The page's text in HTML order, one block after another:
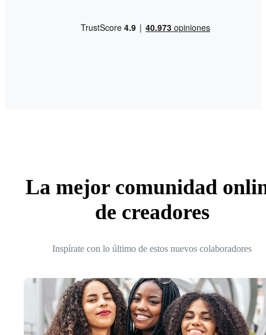
La mejor comunidad
de creadores
Inspírate con lo último de estos nuevos colaboradores